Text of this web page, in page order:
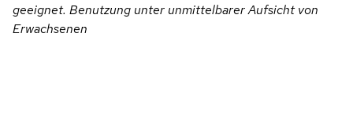
geeignet. Benutzung unter unmittelbarer Aufsicht von
Erwachsenen